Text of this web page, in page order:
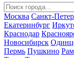
Москва Санкт-
Екатеринбург
Краснодар
Новосибирск
Пермь Пушкино